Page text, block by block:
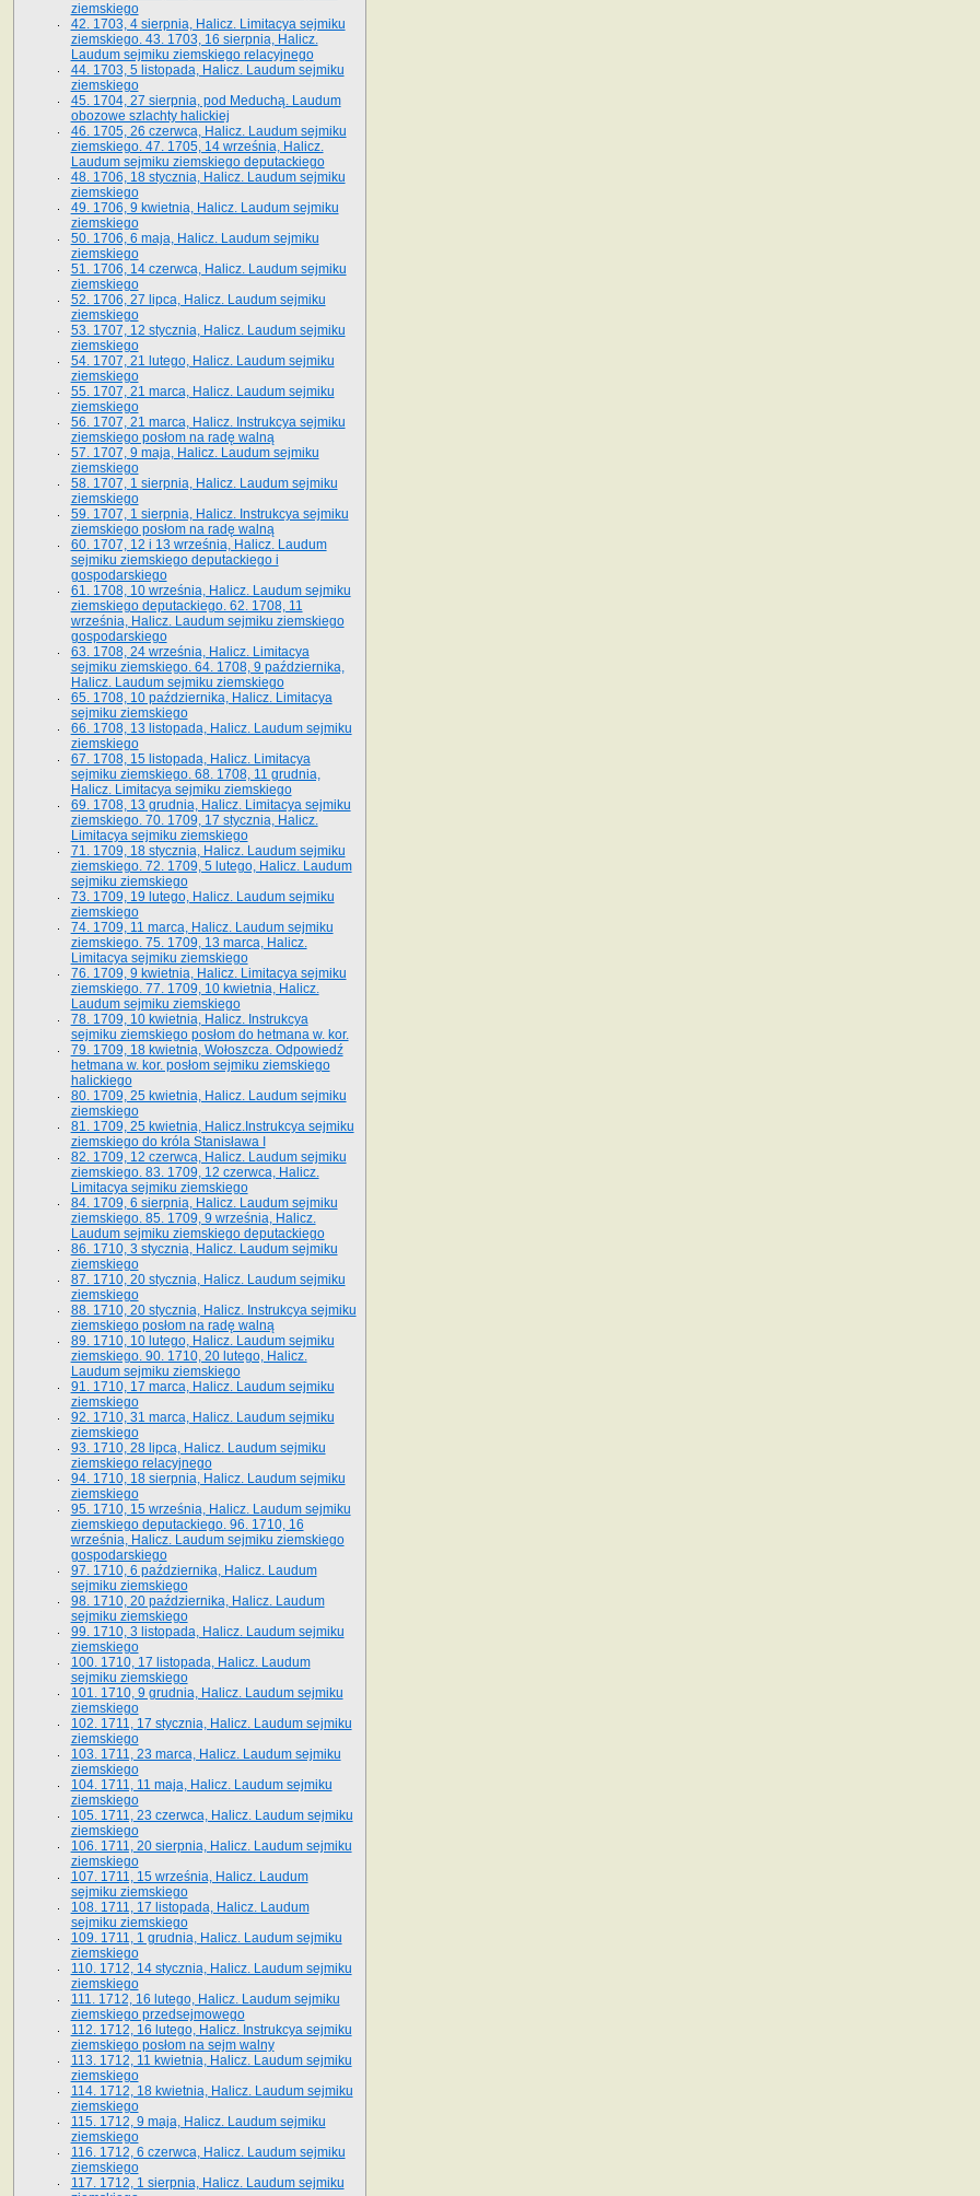
ziemskiego
42. 1703, 4 sierpnia, Halicz. Limitacya sejmiku
ziemskiego. 43. 1703, 16 sierpnia, Halicz.
Laudum sejmiku ziemskiego relacyjnego
44. 1703, 5 listopada, Halicz. Laudum sejmiku
ziemskiego
45. 1704, 27 sierpnia, pod Meduchą. Laudum
obozowe szlachty halickiej
46. 1705, 26 czerwca, Halicz. Laudum sejmiku
ziemskiego. 47. 1705, 14 września, Halicz.
Laudum sejmiku ziemskiego deputackiego
48. 1706, 18 stycznia, Halicz. Laudum sejmiku
ziemskiego
49. 1706, 9 kwietnia, Halicz. Laudum sejmiku
ziemskiego
50. 1706, 6 maja, Halicz. Laudum sejmiku
ziemskiego
51. 1706, 14 czerwca, Halicz. Laudum sejmiku
ziemskiego
52. 1706, 27 lipca, Halicz. Laudum sejmiku
ziemskiego
53. 1707, 12 stycznia, Halicz. Laudum sejmiku
ziemskiego
54. 1707, 21 lutego, Halicz. Laudum sejmiku
ziemskiego
55. 1707, 21 marca, Halicz. Laudum sejmiku
ziemskiego
56. 1707, 21 marca, Halicz. Instrukcya sejmiku
ziemskiego posłom na radę walną
57. 1707, 9 maja, Halicz. Laudum sejmiku
ziemskiego
58. 1707, 1 sierpnia, Halicz. Laudum sejmiku
ziemskiego
59. 1707, 1 sierpnia, Halicz. Instrukcya sejmiku
ziemskiego posłom na radę walną
60. 1707, 12 i 13 września, Halicz. Laudum
sejmiku ziemskiego deputackiego i
gospodarskiego
61. 1708, 10 września, Halicz. Laudum sejmiku
ziemskiego deputackiego. 62. 1708, 11
września, Halicz. Laudum sejmiku ziemskiego
gospodarskiego
63. 1708, 24 września, Halicz. Limitacya
sejmiku ziemskiego. 64. 1708, 9 października,
Halicz. Laudum sejmiku ziemskiego
65­. 1708, 10 października, Halicz. Limitacya
sejmiku ziemskiego
66. 1708, 13 listopada, Halicz. Laudum sejmiku
ziemskiego
67. 1708, 15 listopada, Halicz. Limitacya
sejmiku ziemskiego. 68. 1708, 11 grudnia,
Halicz. Limitacya sejmiku ziemskiego
69. 1708, 13 grudnia, Halicz. Limitacya sejmiku
ziemskiego. 70. 1709, 17 stycznia, Halicz.
Limitacya sejmiku ziemskiego
71. 1709, 18 stycznia, Halicz. Laudum sejmiku
ziemskiego. 72. 1709, 5 lutego, Halicz. Laudum
sejmiku ziemskiego
73. 1709, 19 lutego, Halicz. Laudum sejmiku
ziemskiego
74. 1709, 11 marca, Halicz. Laudum sejmiku
ziemskiego. 75. 1709, 13 marca, Halicz.
Limitacya sejmiku ziemskiego
76. 1709, 9 kwietnia, Halicz. Limitacya sejmiku
ziemskiego. 77. 1709, 10 kwietnia, Halicz.
Laudum sejmiku ziemskiego
78. 1709, 10 kwietnia, Halicz. Instrukcya
sejmiku ziemskiego posłom do hetmana w. kor.
79. 1709, 18 kwietnia, Wołoszcza. Odpowiedź
hetmana w. kor. posłom sejmiku ziemskiego
halickiego
80. 1709, 25 kwietnia, Halicz. Laudum sejmiku
ziemskiego
81. 1709, 25 kwietnia, Halicz.Instrukcya sejmiku
ziemskiego do króla Stanisława I
82. 1709, 12 czerwca, Halicz. Laudum sejmiku
ziemskiego. 83. 1709, 12 czerwca, Halicz.
Limitacya sejmiku ziemskiego
84. 1709, 6 sierpnia, Halicz. Laudum sejmiku
ziemskiego. 85. 1709, 9 września, Halicz.
Laudum sejmiku ziemskiego deputackiego
86. 1710, 3 stycznia, Halicz. Laudum sejmiku
ziemskiego
87. 1710, 20 stycznia, Halicz. Laudum sejmiku
ziemskiego
88. 1710, 20 stycznia, Halicz. Instrukcya sejmiku
ziemskiego posłom na radę walną
89. 1710, 10 lutego, Halicz. Laudum sejmiku
ziemskiego. 90. 1710, 20 lutego, Halicz.
Laudum sejmiku ziemskiego
91. 1710, 17 marca, Halicz. Laudum sejmiku
ziemskiego
92. 1710, 31 marca, Halicz. Laudum sejmiku
ziemskiego
93. 1710, 28 lipca, Halicz. Laudum sejmiku
ziemskiego relacyjnego
94. 1710, 18 sierpnia, Halicz. Laudum sejmiku
ziemskiego
95. 1710, 15 września, Halicz. Laudum sejmiku
ziemskiego deputackiego. 96. 1710, 16
września, Halicz. Laudum sejmiku ziemskiego
gospodarskiego
97. 1710, 6 października, Halicz. Laudum
sejmiku ziemskiego
98. 1710, 20 października, Halicz. Laudum
sejmiku ziemskiego
99. 1710, 3 listopada, Halicz. Laudum sejmiku
ziemskiego
100. 1710, 17 listopada, Halicz. Laudum
sejmiku ziemskiego
101. 1710, 9 grudnia, Halicz. Laudum sejmiku
ziemskiego
102. 1711, 17 stycznia, Halicz. Laudum sejmiku
ziemskiego
103. 1711, 23 marca, Halicz. Laudum sejmiku
ziemskiego
104. 1711, 11 maja, Halicz. Laudum sejmiku
ziemskiego
105. 1711, 23 czerwca, Halicz. Laudum sejmiku
ziemskiego
106. 1711, 20 sierpnia, Halicz. Laudum sejmiku
ziemskiego
107. 1711, 15 września, Halicz. Laudum
sejmiku ziemskiego
108. 1711, 17 listopada, Halicz. Laudum
sejmiku ziemskiego
109. 1711, 1 grudnia, Halicz. Laudum sejmiku
ziemskiego
110. 1712, 14 stycznia, Halicz. Laudum sejmiku
ziemskiego
111. 1712, 16 lutego, Halicz. Laudum sejmiku
ziemskiego przedsejmowego
112. 1712, 16 lutego, Halicz. Instrukcya sejmiku
ziemskiego posłom na sejm walny
113. 1712, 11 kwietnia, Halicz. Laudum sejmiku
ziemskiego
114. 1712, 18 kwietnia, Halicz. Laudum sejmiku
ziemskiego
115. 1712, 9 maja, Halicz. Laudum sejmiku
ziemskiego
116. 1712, 6 czerwca, Halicz. Laudum sejmiku
ziemskiego
117. 1712, 1 sierpnia, Halicz. Laudum sejmiku